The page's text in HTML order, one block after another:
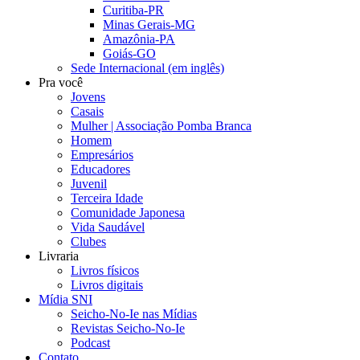
Curitiba-PR
Minas Gerais-MG
Amazônia-PA
Goiás-GO
Sede Internacional (em inglês)
Pra você
Jovens
Casais
Mulher | Associação Pomba Branca
Homem
Empresários
Educadores
Juvenil
Terceira Idade
Comunidade Japonesa
Vida Saudável
Clubes
Livraria
Livros físicos
Livros digitais
Mídia SNI
Seicho-No-Ie nas Mídias
Revistas Seicho-No-Ie
Podcast
Contato